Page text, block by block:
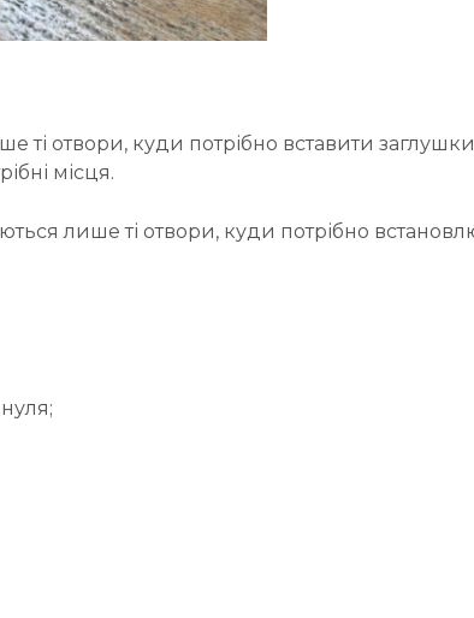
отвори, куди потрібно вставити
місця.
лише ті отвори, куди потрібно